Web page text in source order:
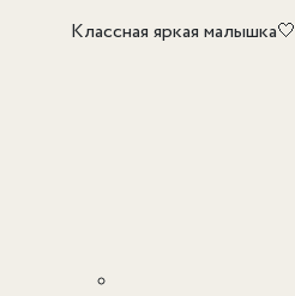
Классная яркая малышка🤍